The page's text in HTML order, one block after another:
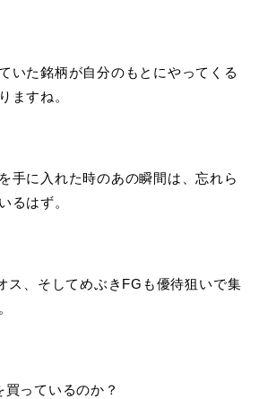
いた銘柄が自分のもとにやってくる
ますね。
手に入れた時のあの瞬間は、忘れら
るはず。
ス、そしてめぶきFGも優待狙いで集
っているのか？